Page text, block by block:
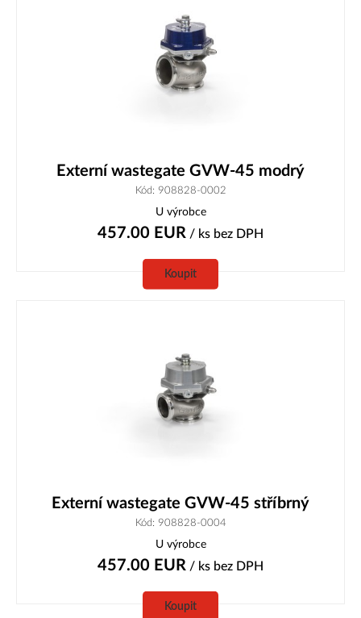
Externí wastegate GVW-45 modrý
Kód: 908828-0002
U výrobce
457.00 EUR / ks bez DPH
Koupit
Externí wastegate GVW-45 stříbrný
Kód: 908828-0004
U výrobce
457.00 EUR / ks bez DPH
Koupit